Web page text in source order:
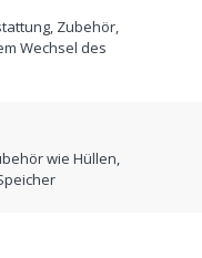
Zubehör,
Wechsel des
wie Hüllen,